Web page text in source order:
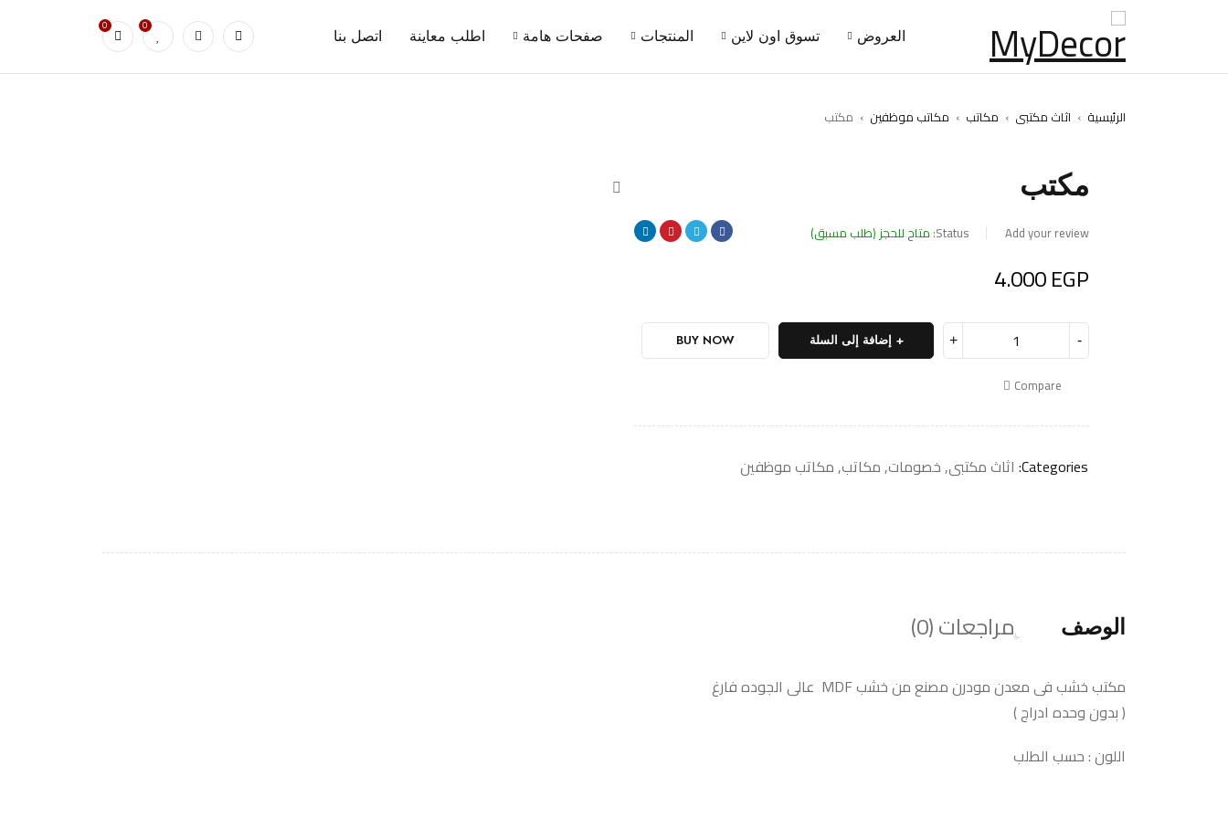
العروض تسوق اون لاين المنتجات صفحات هامة اطلب معاينة اتصل بنا
0
0
الرئيسية › اثاث مكتبى › مكاتب › مكاتب موظفين › مكتب
مكتب
Add your review
Status: متاح للحجز (طلب مسبق)
4.000EGP
إضافة إلى السلة BUY NOW
Compare
Categories: اثاث مكتبى,خصومات,مكاتب,مكاتب موظفين
الوصف مراجعات (0)
مكتب خشب فى معدن مودرن مصنع من خشب MDF عالى الجوده فارغ
( بدون وحده ادراج )
اللون : حسب الطلب